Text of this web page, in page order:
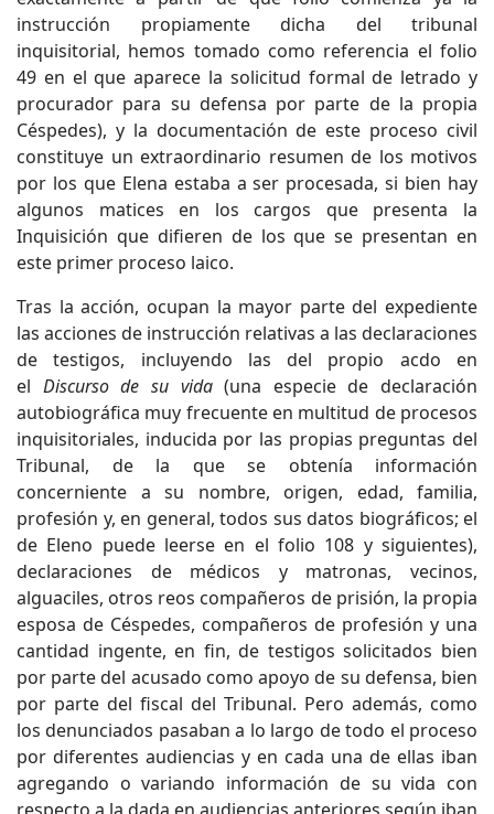
instrucción propiamente dicha del tribunal
inquisitorial, hemos tomado como referencia el folio
49 en el que aparece la solicitud formal de letrado y
procurador para su defensa por parte de la propia
Céspedes), y la documentación de este proceso civil
constituye un extraordinario resumen de los motivos
por los que Elena estaba a ser procesada, si bien hay
algunos matices en los cargos que presenta la
Inquisición que difieren de los que se presentan en
este primer proceso laico.
Tras la acción, ocupan la mayor parte del expediente
las acciones de instrucción relativas a las declaraciones
de testigos, incluyendo las del propio acdo en
el Discurso de su vida(una especie de declaración
autobiográfica muy frecuente en multitud de procesos
inquisitoriales, inducida por las propias preguntas del
Tribunal, de la que se obtenía información
concerniente a su nombre, origen, edad, familia,
profesión y, en general, todos sus datos biográficos; el
de Eleno puede leerse en el folio 108 y siguientes),
declaraciones de médicos y matronas, vecinos,
alguaciles, otros reos compañeros de prisión, la propia
esposa de Céspedes, compañeros de profesión y una
cantidad ingente, en fin, de testigos solicitados bien
por parte del acusado como apoyo de su defensa, bien
por parte del fiscal del Tribunal. Pero además, como
los denunciados pasaban a lo largo de todo el proceso
por diferentes audiencias y en cada una de ellas iban
agregando o variando información de su vida con